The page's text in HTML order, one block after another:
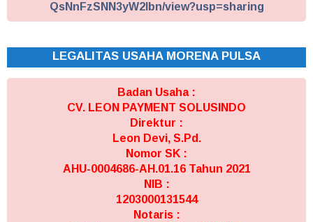
QsNnFzSNN3yW2Ibn/view?usp=sharing
LEGALITAS USAHA MORENA PULSA
Badan Usaha :
CV. LEON PAYMENT SOLUSINDO
Direktur :
Leon Devi, S.Pd.
Nomor SK :
AHU-0004686-AH.01.16 Tahun 2021
NIB :
1203000131544
Notaris :